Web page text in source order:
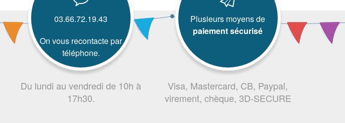
03.66.72.19.43
On vous recontacte par
téléphone.
Du lundi au vendredi de 10h à
17h30.
Plusieurs moyens de
paiement sécurisé
Visa, Mastercard, CB, Paypal,
virement, chèque, 3D-SECURE